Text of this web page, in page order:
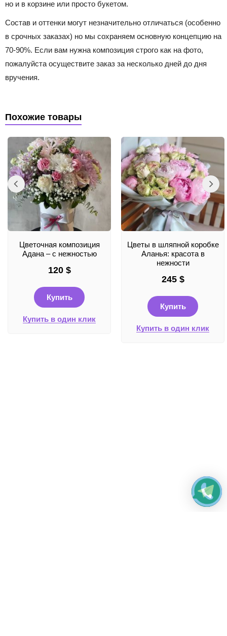
но и в корзине или просто букетом.
Состав и оттенки могут незначительно отличаться (особенно
в срочных заказах) но мы сохраняем основную концепцию на
70-90%. Если вам нужна композиция строго как на фото,
пожалуйста осуществите заказ за несколько дней до дня
вручения.
Похожие товары
Цветочная композиция
Адана – с нежностью
120 $
Купить
Купить в один клик
Цветы в шляпной коробке
Аланья: красота в
нежности
245 $
Купить
Купить в один клик